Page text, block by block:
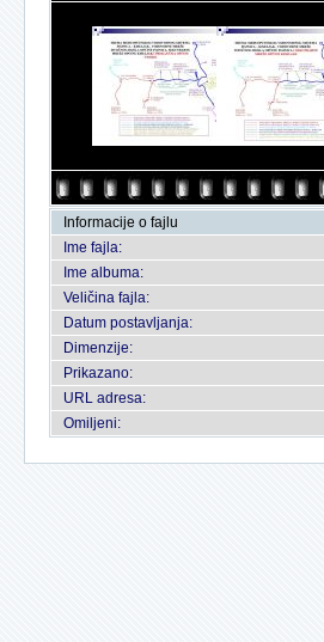
Informacije o fajlu
Ime fajla:
Ime albuma:
Veličina fajla:
Datum postavljanja:
Dimenzije:
Prikazano:
URL adresa:
Omiljeni: